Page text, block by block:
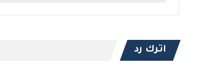
اترك رد